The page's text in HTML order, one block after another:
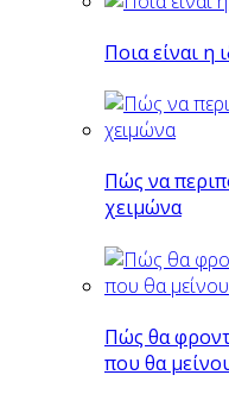
Ποια είναι η
Πώς να
χειμώνα
Πώς θα
που θα